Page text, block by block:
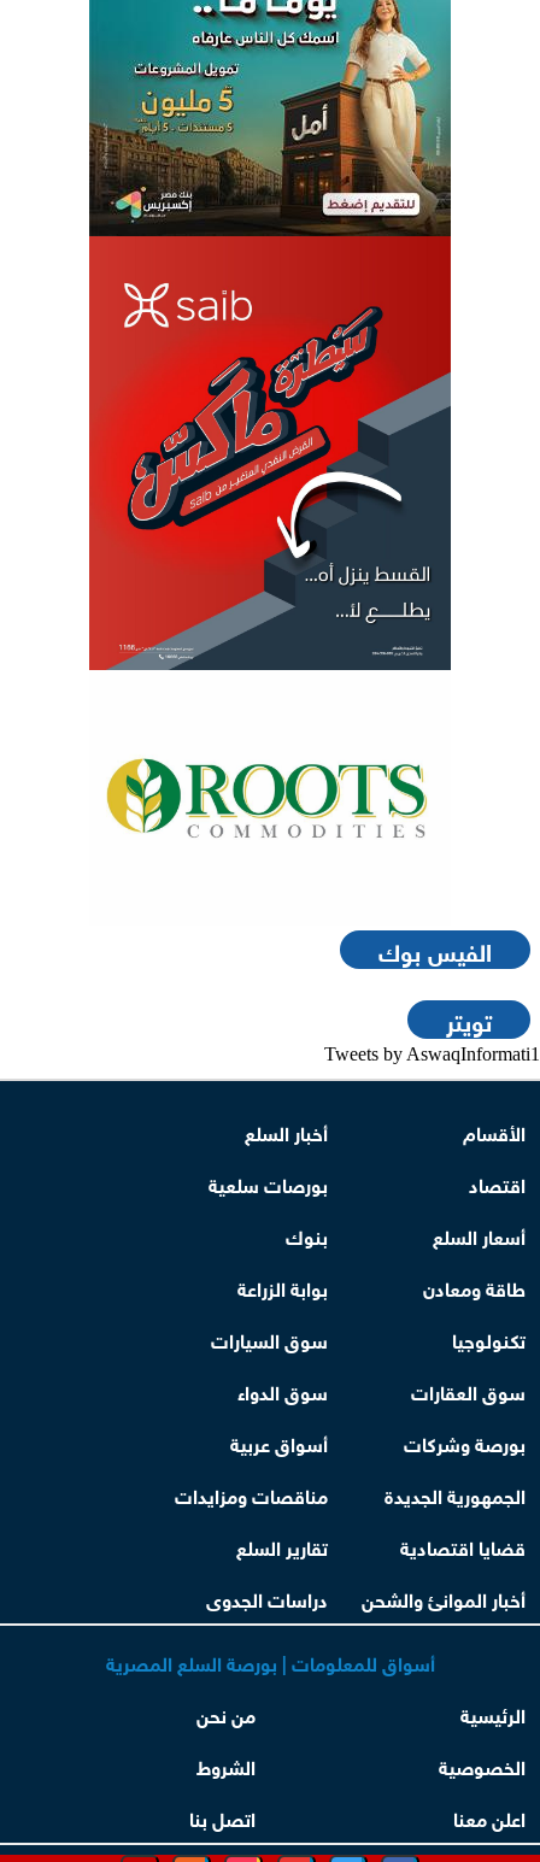
الفيس بوك
تويتر
Tweets by AswaqInformati1
الأقسام
أخبار السلع
اقتصاد
بورصات سلعية
أسعار السلع
بنوك
طاقة ومعادن
بوابة الزراعة
تكنولوجيا
سوق السيارات
سوق العقارات
سوق الدواء
بورصة وشركات
أسواق عربية
الجمهورية الجديدة
مناقصات ومزايدات
قضايا اقتصادية
تقارير السلع
أخبار الموانئ والشحن
دراسات الجدوى
أسواق للمعلومات | بورصة السلع المصرية
الرئيسية
من نحن
الخصوصية
الشروط
اعلن معنا
اتصل بنا